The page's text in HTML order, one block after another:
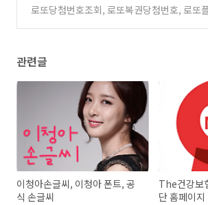
(0)
로또당첨번호조회, 로또복권당첨번호, 로또
관련글
이청아손글씨, 이청아 폰트, 공
식 손글씨
The건강보
단 홈페이